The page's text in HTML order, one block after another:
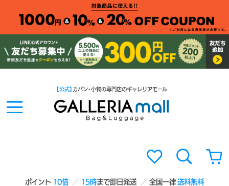
ポイント 10倍 15時まで即日発送 全国一律送料無料
【公式】 カバン・小物の専門店のギャレリアモール